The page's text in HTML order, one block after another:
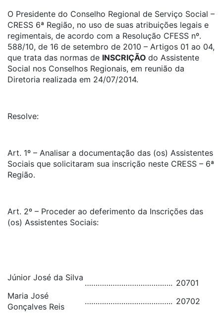
O Presidente do Conselho Regional de Serviço Social –
CRESS 6ª Região, no uso de suas atribuições legais e
regimentais, de acordo com a Resolução CFESS nº.
588/10, de 16 de setembro de 2010 – Artigos 01 ao 04,
que trata das normas de INSCRIÇÃO do Assistente
Social nos Conselhos Regionais, em reunião da
Diretoria realizada em 24/07/2014.
Resolve:
Art. 1º – Analisar a documentação das (os) Assistentes
Sociais que solicitaram sua inscrição neste CRESS – 6ª
Região.
Art. 2º – Proceder ao deferimento da Inscrições das
(os) Assistentes Sociais:
Júnior José da Silva
Maria José
Gonçalves Reis
…………………………………..
…………………………………..
20701
20702